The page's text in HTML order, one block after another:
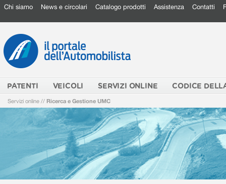
Chi siamo News e circolari Catalogo prodotti Assistenza Contatti
PATENTI VEICOLI SERVIZI ONLINE CODICE
Servizi online // Ricerca e Gestione UMC